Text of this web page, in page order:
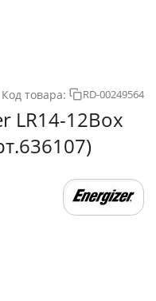
Код товара: RD-00249564
LR14-12Box